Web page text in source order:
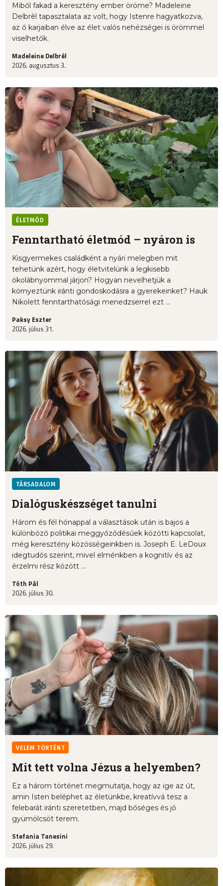
Miből fakad a keresztény ember öröme? Madeleine
Delbrêl tapasztalata az volt, hogy Istenre hagyatkozva,
az ő karjaiban élve az élet valós nehézségei is örömmel
viselhetők.
Madeleine Delbrêl
2026. augusztus 3.
ÉLETMÓD
Fenntartható életmód – nyáron is
Kisgyermekes családként a nyári melegben mit
tehetünk azért, hogy életvitelünk a legkisebb
ökolábnyommal járjon? Hogyan nevelhetjük a
környeztünk iránti gondoskodásra a gyerekeinket? Hauk
Nikolett fenntarthatósági menedzserrel ezt ...
Paksy Eszter
2026. július 31.
TÁRSADALOM
Dialóguskészséget tanulni
Három és fél hónappal a választások után is bajos a
különböző politikai meggyőződésűek közötti kapcsolat,
még keresztény közösségeinkben is. Joseph E. LeDoux
idegtudós szerint, mivel elménkben a kognitív és az
érzelmi rész között ...
Tóth Pál
2026. július 30.
VELEM TÖRTÉNT
Mit tett volna Jézus a helyemben?
Ez a három történet megmutatja, hogy az ige az út,
amin Isten beléphet az életünkbe, kreatívvá tesz a
felebarát iránti szeretetben, majd bőséges és jó
gyümölcsöt terem.
Stefania Tanesini
2026. július 29.